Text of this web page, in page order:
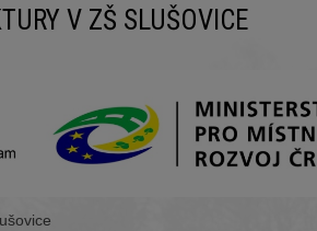
V ZŠ SLUŠOVICE